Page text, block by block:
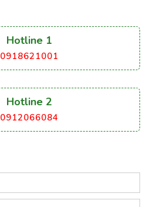
Hotline 1
0918621001
Hotline 2
0912066084